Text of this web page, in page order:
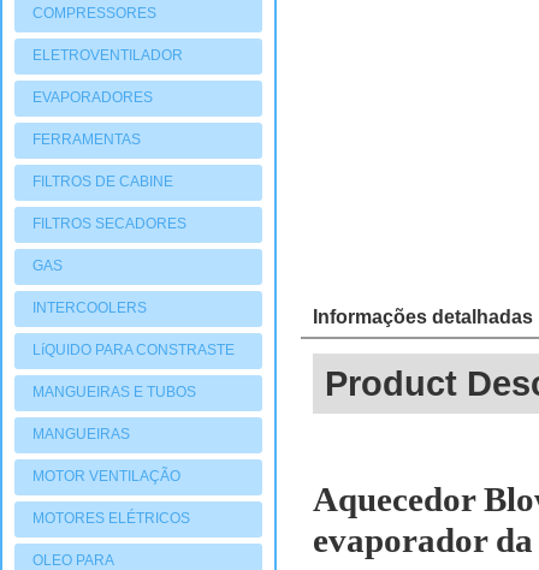
COMPRESSORES
ELETROVENTILADOR
EVAPORADORES
FERRAMENTAS
FILTROS DE CABINE
FILTROS SECADORES
GAS
INTERCOOLERS
LíQUIDO PARA CONSTRASTE
MANGUEIRAS E TUBOS
MANGUEIRAS
MOTOR VENTILAÇÃO
MOTORES ELÉTRICOS
OLEO PARA
Informações detalhadas
Product
Aquecedor
evaporador